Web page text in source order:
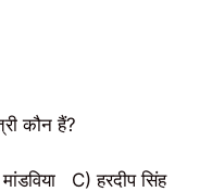
कौन हैं?
C) हरदीप सिंह